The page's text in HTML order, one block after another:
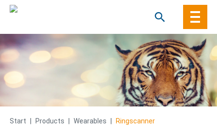
Skip
to
content
Start Products Wearables Ringscanner